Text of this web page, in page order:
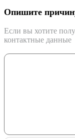
Опишите
Если вы хотите
контактные данные